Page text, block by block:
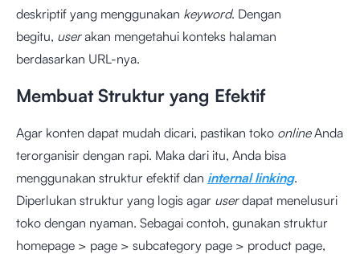
deskriptif yang menggunakan keyword. Dengan
begitu, userakan mengetahui konteks halaman
berdasarkan URL-nya.
Membuat Struktur yang Efektif
Agar konten dapat mudah dicari, pastikan toko onlineAnda
terorganisir dengan rapi. Maka dari itu, Anda bisa
menggunakan struktur efektif dan internal linking.
Diperlukan struktur yang logis agar userdapat menelusuri
toko dengan nyaman. Sebagai contoh, gunakan struktur
homepage > page > subcategory page > product page,